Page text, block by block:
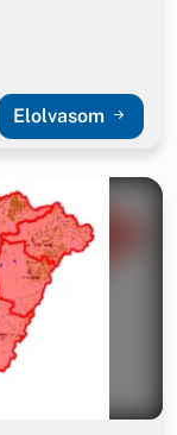
Elolvasom